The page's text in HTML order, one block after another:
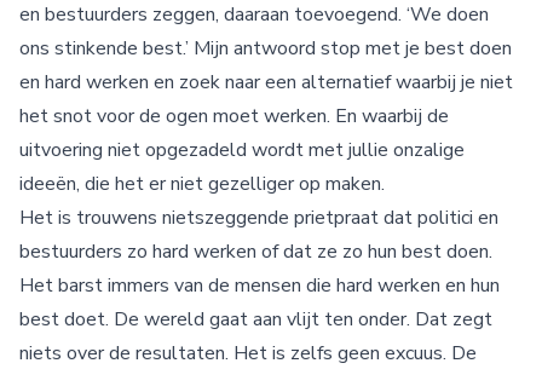
en bestuurders zeggen, daaraan toevoegend. ‘We doen
ons stinkende best.’ Mijn antwoord stop met je best doen
en hard werken en zoek naar een alternatief waarbij je niet
het snot voor de ogen moet werken. En waarbij de
uitvoering niet opgezadeld wordt met jullie onzalige
ideeën, die het er niet gezelliger op maken.
Het is trouwens nietszeggende prietpraat dat politici en
bestuurders zo hard werken of dat ze zo hun best doen.
Het barst immers van de mensen die hard werken en hun
best doet. De wereld gaat aan vlijt ten onder. Dat zegt
niets over de resultaten. Het is zelfs geen excuus. De